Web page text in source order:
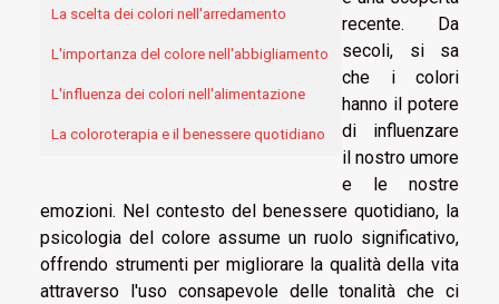
La scelta dei colori nell'arredamento
L'importanza del colore nell'abbigliamento
L'influenza dei colori nell'alimentazione
La coloroterapia e il benessere quotidiano
recente. Da
secoli, si sa
che i colori
hanno il potere
di influenzare
il nostro umore
e le nostre
emozioni. Nel contesto del benessere quotidiano, la
psicologia del colore assume un ruolo significativo,
offrendo strumenti per migliorare la qualità della vita
attraverso l'uso consapevole delle tonalità che ci